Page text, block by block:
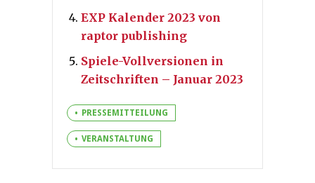
EXP Kalender 2023 von
raptor publishing
Spiele-Vollversionen in
Zeitschriften – Januar 2023
PRESSEMITTEILUNG
VERANSTALTUNG